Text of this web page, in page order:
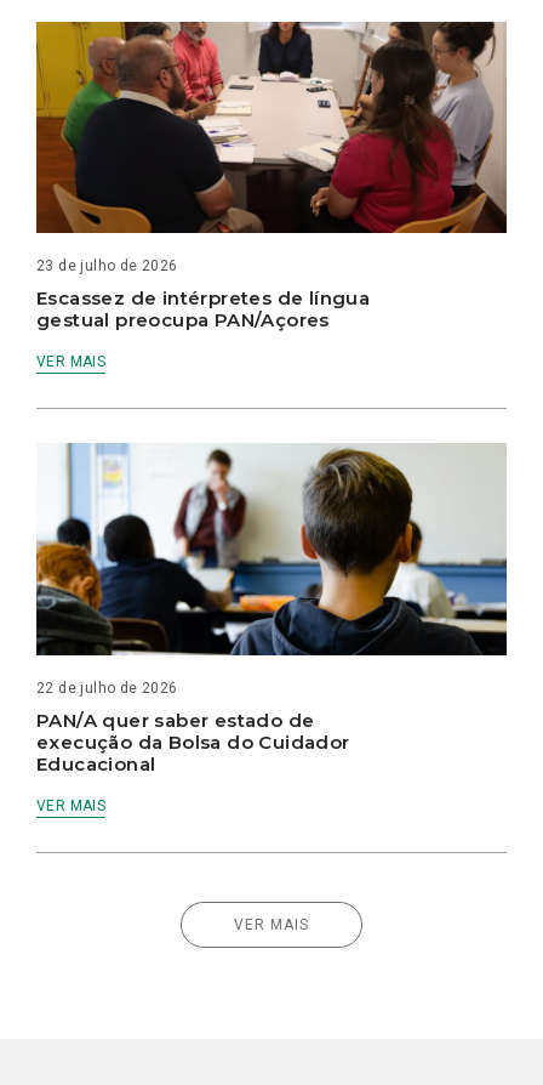
23 de julho de 2026
Escassez de intérpretes de língua
gestual preocupa PAN/Açores
VER MAIS
22 de julho de 2026
PAN/A quer saber estado de
execução da Bolsa do Cuidador
Educacional
VER MAIS
VER MAIS